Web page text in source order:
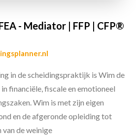
- Mediator | FFP | CFP®
in de scheidingspraktijk is Wim de
financiële, fiscale en emotioneel
Wim is met zijn eigen
en de afgeronde opleiding tot
van de weinige